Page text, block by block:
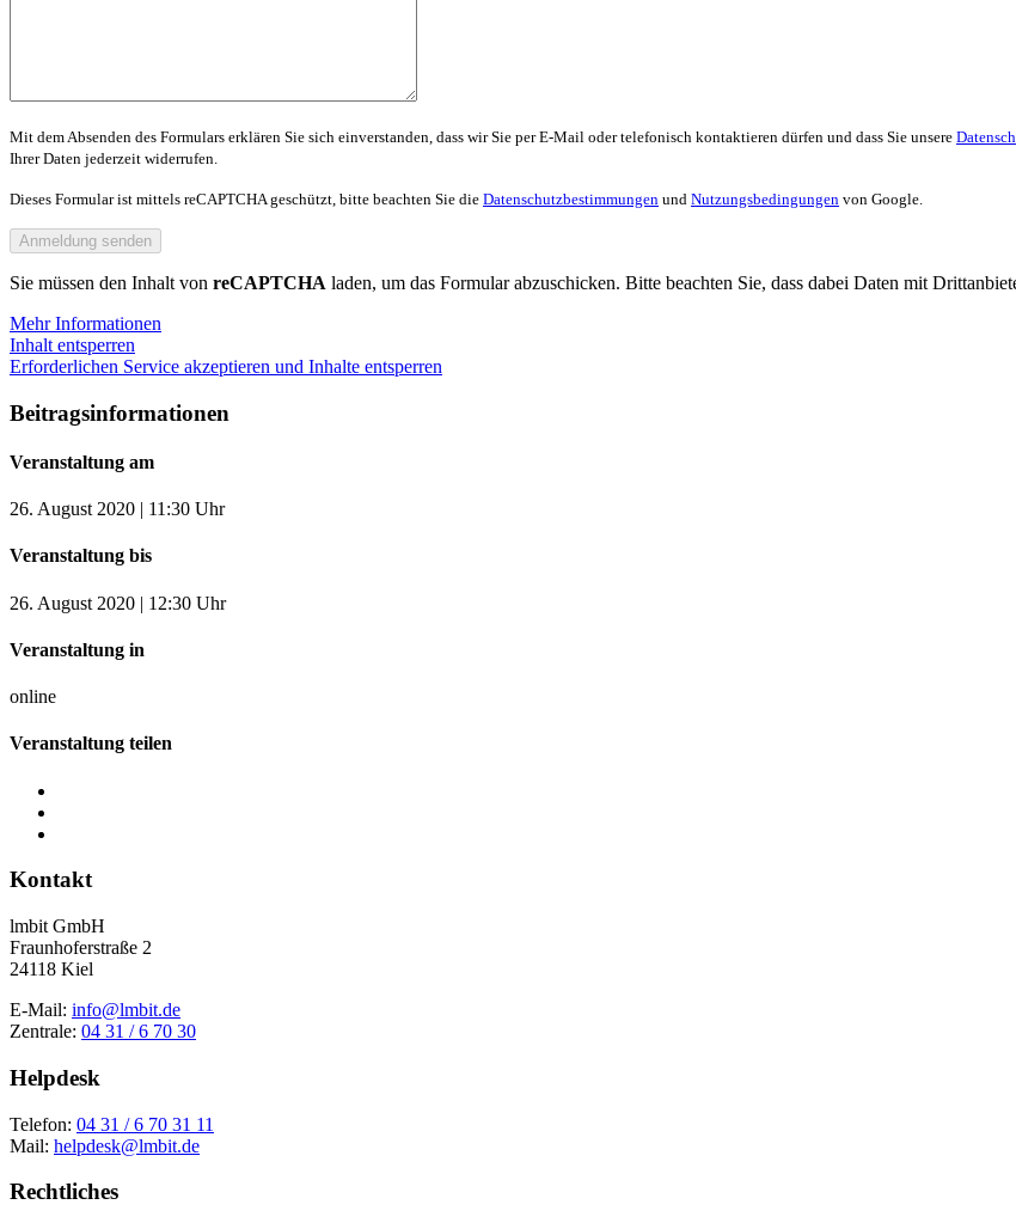
Mit dem Absenden des Formulars erklären Sie sich einverstanden, dass wir Sie per E-Mail oder telefonisch kontaktieren dürfen und dass Sie unsere
Ihrer Daten jederzeit widerrufen.
Dieses Formular ist mittels reCAPTCHA geschützt, bitte beachten Sie die Datenschutzbestimmungen und Nutzungsbedingungen von Google.
Sie müssen den Inhalt von reCAPTCHA laden, um das Formular abzuschicken. Bitte beachten Sie, dass dabei Daten mit
Mehr Informationen
Inhalt entsperren
Erforderlichen Service akzeptieren und Inhalte entsperren
Beitragsinformationen
Veranstaltung am
26. August 2020 | 11:30 Uhr
Veranstaltung bis
26. August 2020 | 12:30 Uhr
Veranstaltung in
online
Veranstaltung teilen
Kontakt
lmbit GmbH
Fraunhoferstraße 2
24118 Kiel
E-Mail: info@lmbit.de
Zentrale: 04 31 / 6 70 30
Helpdesk
Telefon: 04 31 / 6 70 31 11
Mail: helpdesk@lmbit.de
Rechtliches